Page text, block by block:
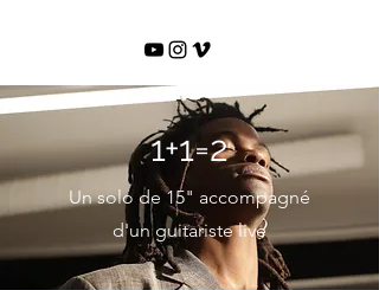
1+1=2
Un solo de 15" accompagné
d'un guitariste live